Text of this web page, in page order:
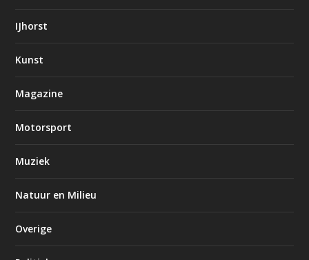
IJhorst
Kunst
Magazine
Motorsport
Muziek
Natuur en Milieu
Overige